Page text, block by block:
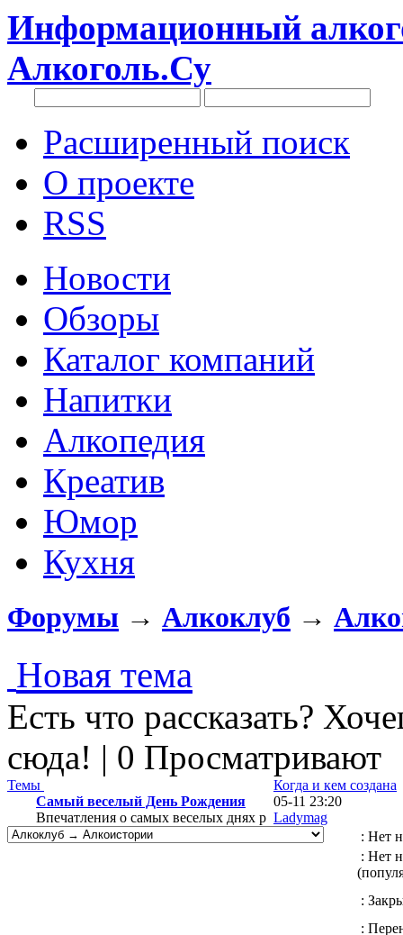
Информационный
Алкоголь.Су
Расширенный поиск
О проекте
RSS
Новости
Обзоры
Каталог компаний
Напитки
Алкопедия
Креатив
Юмор
Кухня
Форумы → Алкоклуб →
Новая тема
Есть что рассказать?
сюда! | 0 Просматривают
Темы
Когда и кем создана
Самый веселый День Рождения
Впечатления о самых веселых днях р
05-11 23:20
Ladymag
: Нет
: Нет
:
: